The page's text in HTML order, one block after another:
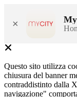
×
Questo sito utilizza
chiusura del banner
contraddistinto dalla
navigazione"